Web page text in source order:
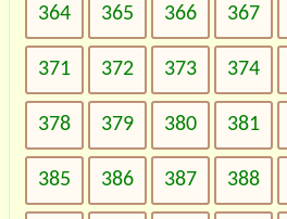
364 365 366 367
371 372 373 374
378 379 380 381
385 386 387 388